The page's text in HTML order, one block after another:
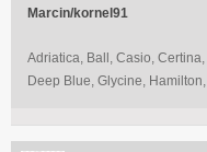
Marcin/kornel91
Adriatica, Ball, Casio,
Deep Blue, Glycine,